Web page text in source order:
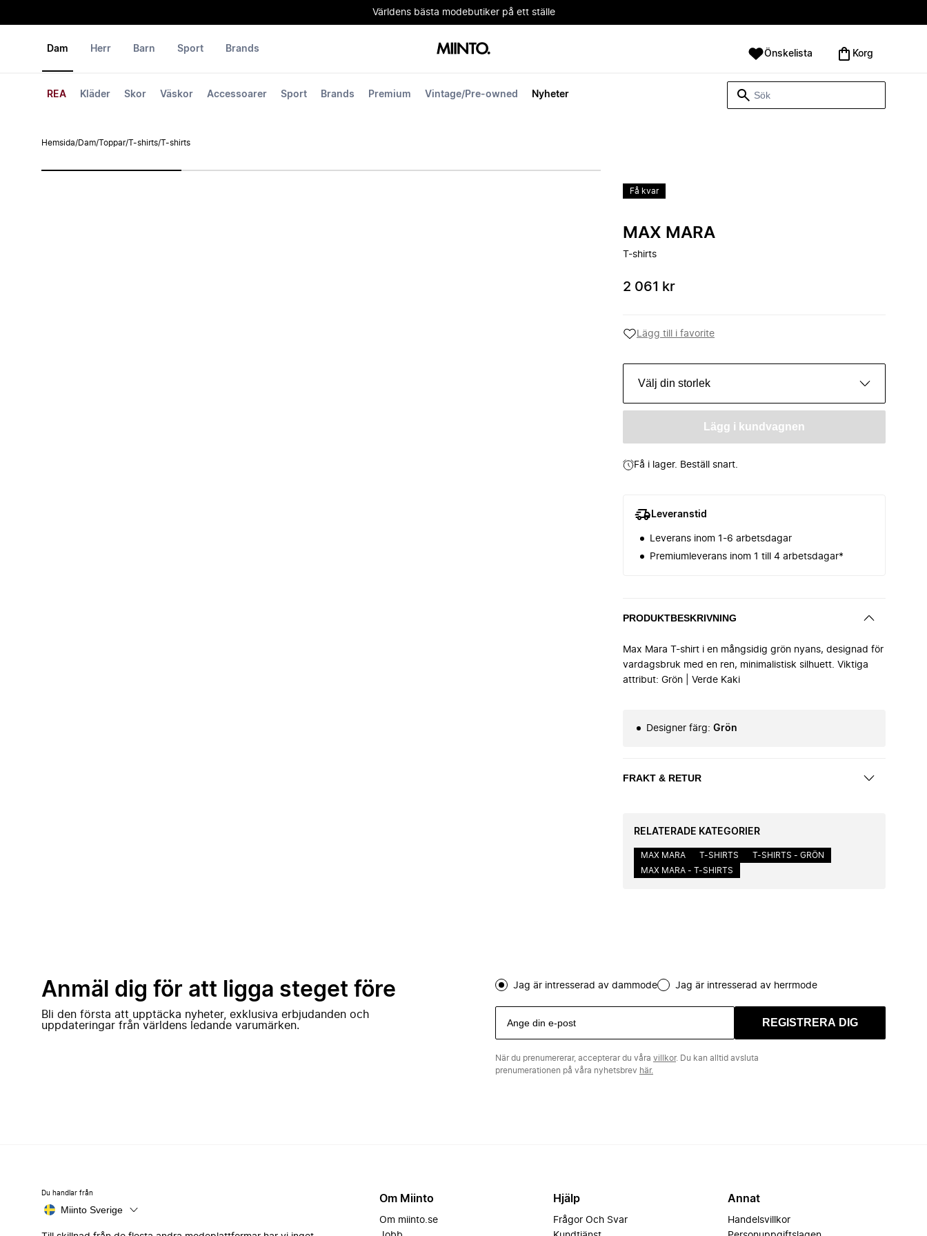
Världens bästa modebutiker på ett ställe
Dam
REA Kläder Skor Väskor Accessoarer Sport Brands Premium Vintage/Pre-owned Nyheter
Herr Barn Sport Brands Önskelista Korg
Hemsida/Dam/Toppar/T-shirts/T-shirts
Få kvar
MAX MARA
T-shirts
2 061 kr
Lägg till i favorite
Välj din storlek
Lägg i kundvagnen
Få i lager. Beställ snart.
Leveranstid
Leverans inom 1-6 arbetsdagar
Premiumleverans inom 1 till 4 arbetsdagar*
PRODUKTBESKRIVNING
Max Mara T-shirt i en mångsidig grön nyans, designad för
vardagsbruk med en ren, minimalistisk silhuett. Viktiga
attribut: Grön | Verde Kaki
Designer färg: Grön
FRAKT & RETUR
RELATERADE KATEGORIER
MAX MARA T-SHIRTS
T-SHIRTS - GRÖN
MAX MARA - T-SHIRTS
Anmäl dig för att ligga steget före
Bli den första att upptäcka nyheter, exklusiva erbjudanden och
uppdateringar från världens ledande varumärken.
Jag är intresserad av dammode Jag är intresserad av herrmode
REGISTRERA DIG
När du prenumererar, accepterar du våra villkor. Du kan alltid avsluta
prenumerationen på våra nyhetsbrev här.
Du handlar från
Miinto Sverige
Om Miinto
Om miinto.se
Hjälp
Frågor Och Svar
Annat
Handelsvillkor